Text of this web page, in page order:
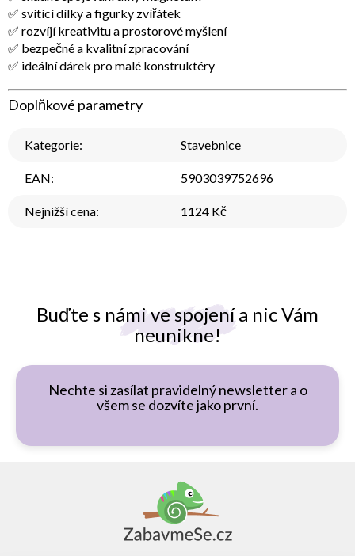
Buďte s námi ve spojení a nic Vám
neunikne!
Nechte si zasílat pravidelný newsletter a o
všem se dozvíte jako první.
✅ svítící dílky a figurky zvířátek
✅ rozvíjí kreativitu a prostorové myšlení
✅ bezpečné a kvalitní zpracování
✅ ideální dárek pro malé konstruktéry
Doplňkové parametry
Kategorie: Stavebnice
EAN: 5903039752696
Nejnižší cena: 1124 Kč